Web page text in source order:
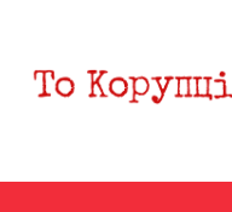
содержанию